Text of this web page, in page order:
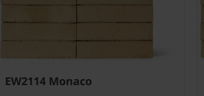
EW2114 Monaco